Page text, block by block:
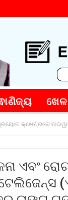
ଖେଳ
କ୍ଷେତ୍ରରେ
ଏବଂ